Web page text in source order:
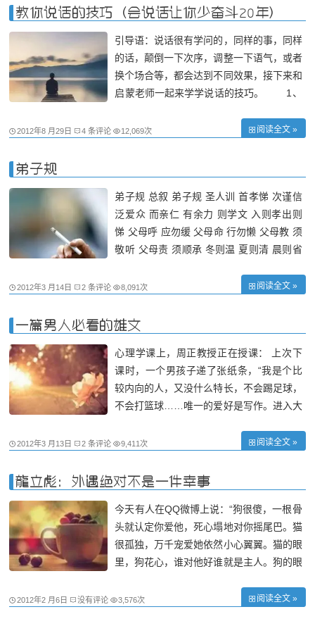
教你说话的技巧（会说话让你少奋斗20年）
引导语：说话很有学问的，同样的事，同样
的话，颠倒一下次序，调整一下语气，或者
换个场合等，都会达到不同效果，接下来和
启蒙老师一起来学学说话的技巧。 1、
果对方是厨师，千万不要说：「你真是了不
2012年8 月29日 4 条评论 12,069次 阅读全文 »
弟子规
弟子规 总叙 弟子规 圣人训 首孝悌 次谨信
泛爱众 而亲仁 有余力 则学文 入则孝出则
悌 父母呼 应勿缓 父母命 行勿懒 父母教 须
敬听 父母责 须顺承 冬则温 夏则清 晨则省
小 勿擅为 苟擅为 子道亏 物虽小 勿私藏 苟
身有伤 贻亲优 德有伤 贻
2012年3 月14日 2 条评论 8,091次 阅读全文 »
一篇男人必看的雄文
心理学课上，周正教授正在授课： 上次下
课时，一个男孩子递了张纸条，“我是个比
较内向的人，又没什么特长，不会踢足球，
不会打篮球……唯一的爱好是写作。进入大
逢源、如鱼得水、洒脱干练，很是羡慕。就
呢？……周教授，我想我还是当一名作家比
较
2012年3 月13日 2 条评论 9,411次 阅读全文 »
龍立彪：外遇绝对不是一件幸事
今天有人在QQ微博上说：“狗很傻，一根骨
头就认定你爱他，死心塌地对你摇尾巴。猫
很孤独，万千宠爱她依然小心翼翼。猫的眼
里，狗花心，谁对他好谁就是主人。狗的眼
猫不懂狗，狗其实不是花心，是善良。狗也
2012年2 月6日 没有评论 3,576次 阅读全文 »